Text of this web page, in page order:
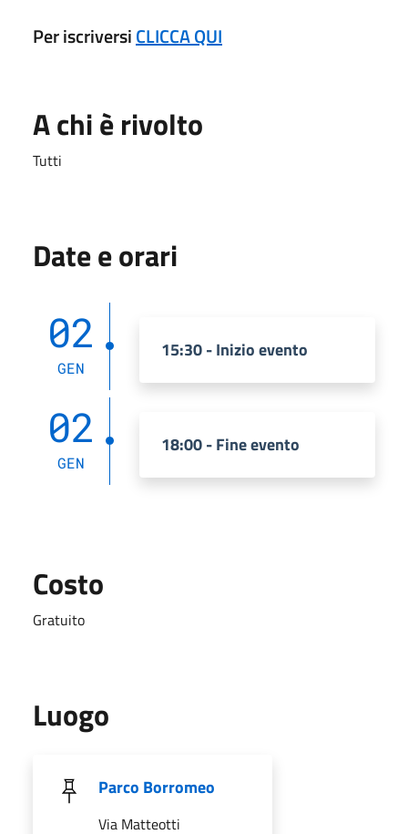
Per iscriversiCLICCA QUI
A chi è rivolto
Tutti
Date e orari
02
GEN
15:30 - Inizio evento
02
GEN
18:00 - Fine evento
Costo
Gratuito
Luogo
Parco Borromeo
Via Matteotti